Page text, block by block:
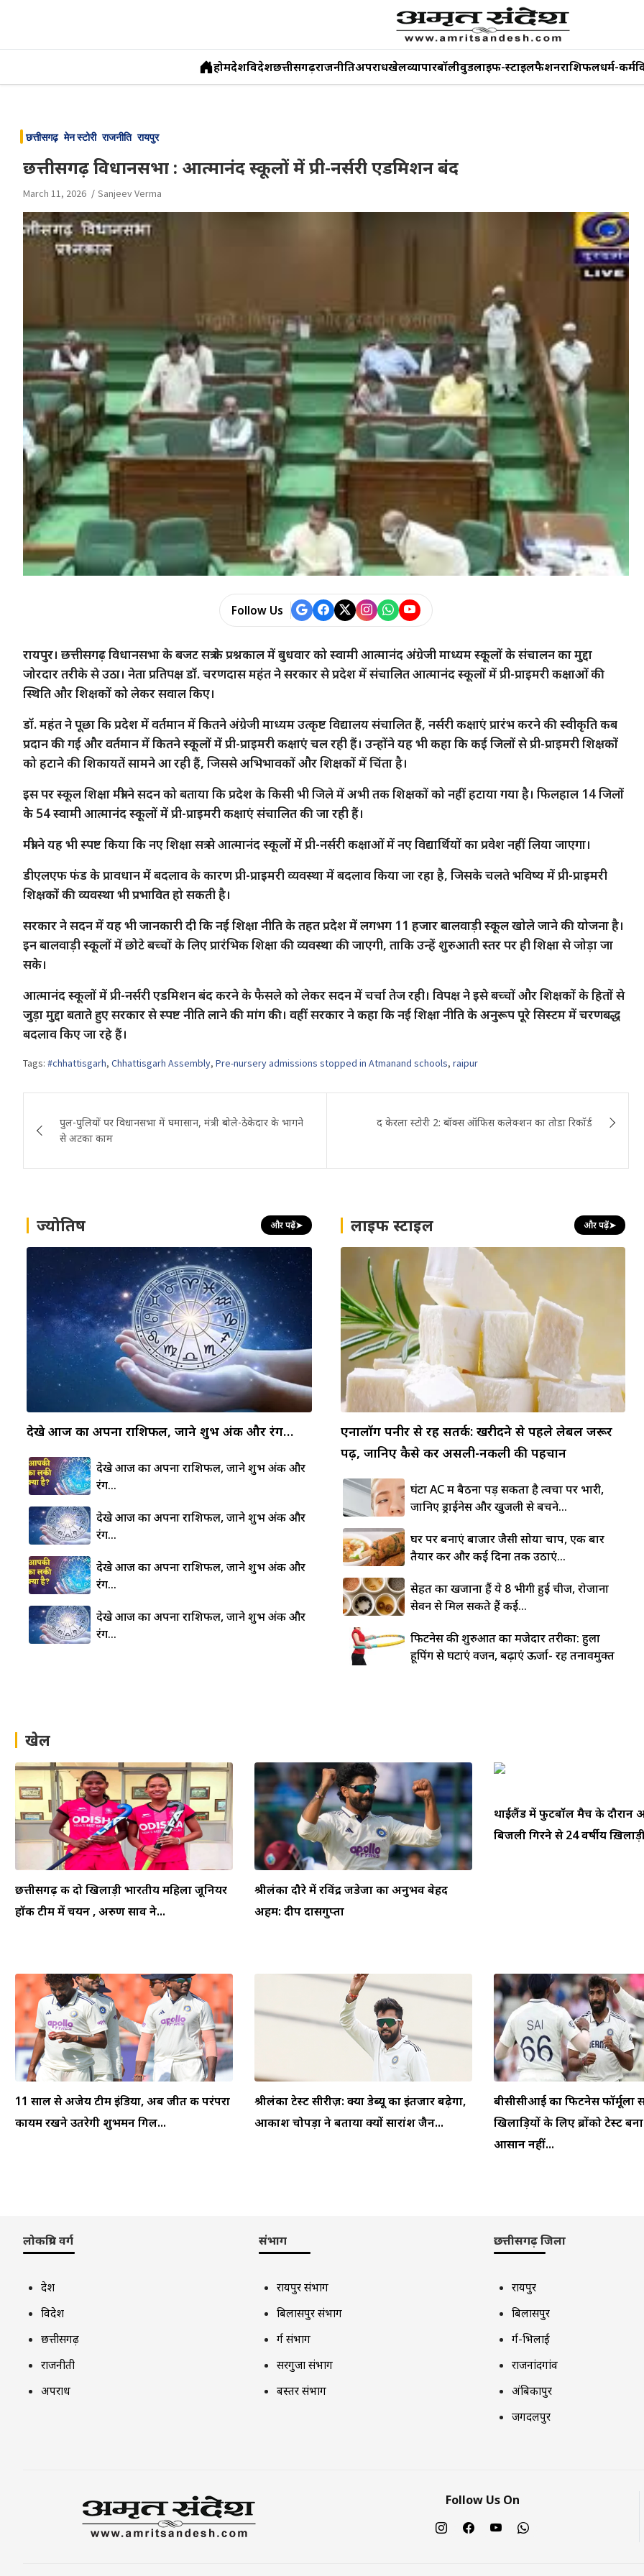
content
होमदेशविदेशछत्तीसगढ़राजनीतिअपराधखेलव्यापारबॉलीवुडलाइफ-स्टाइलफैशनराशिफलधर्म-कर्म
छत्तीसगढ़ मेन स्टोरी राजनीति रायपुर
छत्तीसगढ़ विधानसभा : आत्मानंद स्कूलों में प्री-नर्सरी एडमिशन बंद
March 11, 2026 Sanjeev Verma
Follow Us
रायपुर। छत्तीसगढ़ विधानसभा के बजट सत्र के प्रश्नकाल में बुधवार को स्वामी आत्मानंद अंग्रेजी माध्यम स्कूलों के संचालन का मुद्दा
जोरदार तरीके से उठा। नेता प्रतिपक्ष डॉ. चरणदास महंत ने सरकार से प्रदेश में संचालित आत्मानंद स्कूलों में प्री-प्राइमरी कक्षाओं की
स्थिति और शिक्षकों को लेकर सवाल किए।
डॉ. महंत ने पूछा कि प्रदेश में वर्तमान में कितने अंग्रेजी माध्यम उत्कृष्ट विद्यालय संचालित हैं, नर्सरी कक्षाएं प्रारंभ करने की स्वीकृति कब
प्रदान की गई और वर्तमान में कितने स्कूलों में प्री-प्राइमरी कक्षाएं चल रही हैं। उन्होंने यह भी कहा कि कई जिलों से प्री-प्राइमरी शिक्षकों
को हटाने की शिकायतें सामने आ रही हैं, जिससे अभिभावकों और शिक्षकों में चिंता है।
इस पर स्कूल शिक्षा मंत्री ने सदन को बताया कि प्रदेश के किसी भी जिले में अभी तक शिक्षकों को नहीं हटाया गया है। फिलहाल 14 जिलों
के 54 स्वामी आत्मानंद स्कूलों में प्री-प्राइमरी कक्षाएं संचालित की जा रही हैं।
मंत्री ने यह भी स्पष्ट किया कि नए शिक्षा सत्र से आत्मानंद स्कूलों में प्री-नर्सरी कक्षाओं में नए विद्यार्थियों का प्रवेश नहीं लिया जाएगा।
डीएलएफ फंड के प्रावधान में बदलाव के कारण प्री-प्राइमरी व्यवस्था में बदलाव किया जा रहा है, जिसके चलते भविष्य में प्री-प्राइमरी
शिक्षकों की व्यवस्था भी प्रभावित हो सकती है।
सरकार ने सदन में यह भी जानकारी दी कि नई शिक्षा नीति के तहत प्रदेश में लगभग 11 हजार बालवाड़ी स्कूल खोले जाने की योजना है।
इन बालवाड़ी स्कूलों में छोटे बच्चों के लिए प्रारंभिक शिक्षा की व्यवस्था की जाएगी, ताकि उन्हें शुरुआती स्तर पर ही शिक्षा से जोड़ा जा
सके।
आत्मानंद स्कूलों में प्री-नर्सरी एडमिशन बंद करने के फैसले को लेकर सदन में चर्चा तेज रही। विपक्ष ने इसे बच्चों और शिक्षकों के हितों से
जुड़ा मुद्दा बताते हुए सरकार से स्पष्ट नीति लाने की मांग की। वहीं सरकार ने कहा कि नई शिक्षा नीति के अनुरूप पूरे सिस्टम में चरणबद्ध
बदलाव किए जा रहे हैं।
Tags: #chhattisgarh, Chhattisgarh Assembly, Pre-nursery admissions stopped in Atmanand schools, raipur
navigation
पुल-पुलियों पर विधानसभा में घमासान, मंत्री बोले-ठेकेदार के भागने
से अटका काम
द केरला स्टोरी 2: बॉक्स ऑफिस कलेक्शन का तोडा रिकॉर्ड
ज्योतिष और पढ़ें➤
देखे आज का अपना राशिफल, जाने शुभ अंक और रंग…
देखे आज का अपना राशिफल, जाने शुभ अंक और
रंग…
देखे आज का अपना राशिफल, जाने शुभ अंक और
रंग…
देखे आज का अपना राशिफल, जाने शुभ अंक और
रंग…
देखे आज का अपना राशिफल, जाने शुभ अंक और
रंग…
लाइफ स्टाइल और पढ़ें➤
एनालॉग पनीर से रहें सतर्क: खरीदने से पहले लेबल जरूर
पढ़ें, जानिए कैसे करें असली-नकली की पहचान
घंटों AC में बैठना पड़ सकता है त्वचा पर भारी,
जानिए ड्राईनेस और खुजली से बचने...
घर पर बनाएं बाजार जैसी सोया चाप, एक बार
तैयार करें और कई दिनों तक उठाएं...
सेहत का खजाना हैं ये 8 भीगी हुई चीजें, रोजाना
सेवन से मिल सकते हैं कई...
फिटनेस की शुरुआत का मजेदार तरीका: हुला
हूपिंग से घटाएं वजन, बढ़ाएं ऊर्जा- रहें तनावमुक्त
खेल
छत्तीसगढ़ की दो खिलाड़ी भारतीय महिला जूनियर
हॉकी टीम में चयन , अरुण साव ने...
श्रीलंका दौरे में रविंद्र जडेजा का अनुभव बेहद
अहम: दीप दासगुप्ता
थाईलैंड में फुटबॉल मैच के दौरान
बिजली गिरने से 24 वर्षीय
11 साल से अजेय टीम इंडिया, अब जीत की परंपरा
कायम रखने उतरेगी शुभमन गिल...
श्रीलंका टेस्ट सीरीज़: क्या डेब्यू का इंतजार बढ़ेगा,
आकाश चोपड़ा ने बताया क्यों सारांश जैन...
बीसीसीआई का फिटनेस फॉर्मूला
खिलाड़ियों के लिए ब्रोंको टेस्ट
आसान नहीं...
लोकप्रिय वर्ग
देश
विदेश
छत्तीसगढ़
राजनीती
अपराध
संभाग
रायपुर संभाग
बिलासपुर संभाग
दुर्ग संभाग
सरगुजा संभाग
बस्तर संभाग
छत्तीसगढ़ जिला
रायपुर
बिलासपुर
दुर्ग-भिलाई
राजनांदगांव
अंबिकापुर
जगदलपुर
Follow Us On